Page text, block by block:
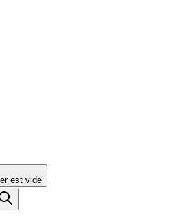
panier, Le panier est vide